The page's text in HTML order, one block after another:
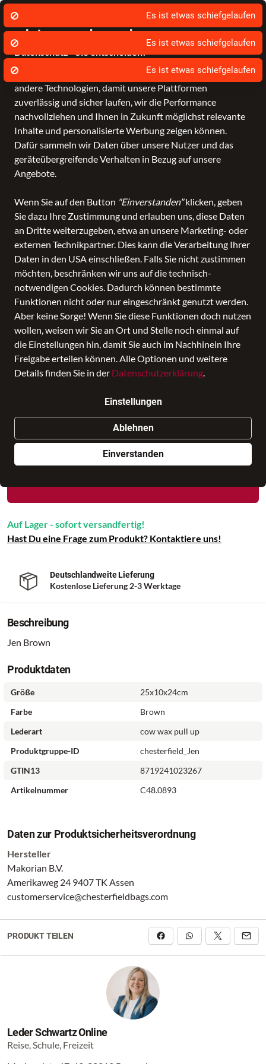
Wir nutzen Cookies um unsere Dienste zu
erbringen und zu verbessern.
Datenschutz - Sie entscheiden!
Bagmondo und unsere Partner nutzen Cookies und
andere Technologien, damit unsere Plattformen
zuverlässig und sicher laufen, wir die Performance
nachvollziehen und Ihnen in Zukunft möglichst relevante
Inhalte und personalisierte Werbung zeigen können.
Dafür sammeln wir Daten über unsere Nutzer und das
geräteübergreifende Verhalten in Bezug auf unsere
Angebote.
Wenn Sie auf den Button "Einverstanden"klicken, geben
Sie dazu Ihre Zustimmung und erlauben uns, diese Daten
an Dritte weiterzugeben, etwa an unsere Marketing- oder
externen Technikpartner. Dies kann die Verarbeitung Ihrer
Daten in den USA einschließen. Falls Sie nicht zustimmen
möchten, beschränken wir uns auf die technisch-
notwendigen Cookies. Dadurch können bestimmte
Funktionen nicht oder nur eingeschränkt genutzt werden.
Aber keine Sorge! Wenn Sie diese Funktionen doch nutzen
wollen, weisen wir Sie an Ort und Stelle noch einmal auf
die Einstellungen hin, damit Sie auch im Nachhinein Ihre
Freigabe erteilen können. Alle Optionen und weitere
Details finden Sie in der Datenschutzerklärung.
Einstellungen
Ablehnen
Einverstanden
Schule
Jen Brown
Dieses Produkt ist nur online verfügbar
Auf Lager - sofort versandfertig!
Hast Du eine Frage zum Produkt? Kontaktiere uns!
Deutschlandweite Lieferung
Kostenlose Lieferung 2-3 Werktage
Beschreibung
Jen Brown
Produktdaten
Größe
25x10x24cm
Farbe
Brown
Lederart
cow wax pull up
Produktgruppe-ID
chesterfield_Jen
GTIN13
8719241023267
Artikelnummer
C48.0893
Daten zur Produktsicherheitsverordnung
Hersteller
Makorian B.V.
Amerikaweg 24 9407 TK Assen
customerservice@chesterfieldbags.com
PRODUKT TEILEN
Leder Schwartz Online
Reise, Schule, Freizeit
Es ist etwas schiefgelaufen
Es ist etwas schiefgelaufen
Es ist etwas schiefgelaufen